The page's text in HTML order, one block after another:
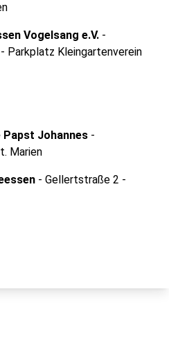
Vogelsang e.V. -
Parkplatz Kleingartenverein
Papst Johannes -
Marien
- Gellertstraße 2 -